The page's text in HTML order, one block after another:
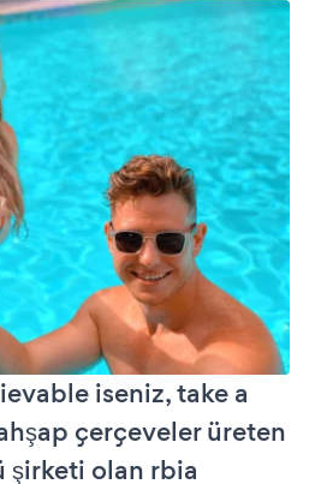
iseniz, take a
çerçeveler üreten
şirketi olan rbia